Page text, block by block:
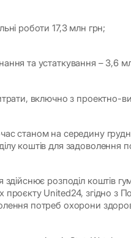
роботи 17,3 млн грн;
та устаткування – 3,6
включно з
станом на середину
коштів для задоволення
здійснює розподіл коштів
проєкту United24, згідно з
потреб охорони